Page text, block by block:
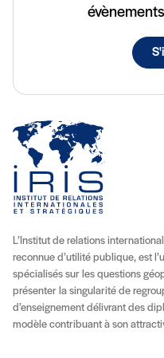
L’Institut de relations
reconnue d’utilité publique, est
spécialisés sur les questions
présenter la singularité de
d’enseignement délivrant des
modèle contribuant à son